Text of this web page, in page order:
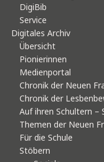
DigiBib
Service
Digitales Archiv
Übersicht
Pionierinnen
Medienportal
Chronik der Neuen
Chronik der
Auf ihren Schultern –
Themen der Neuen
Für die Schule
Stöbern